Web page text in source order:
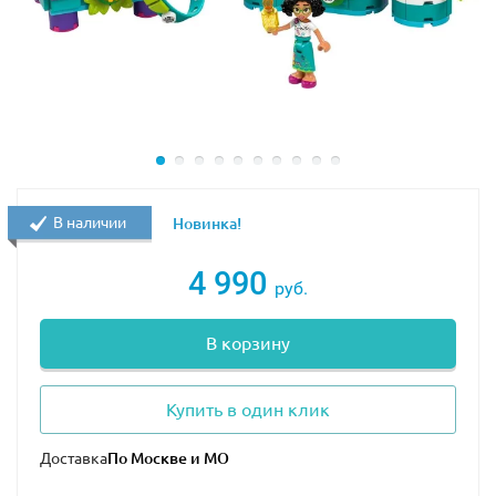
4 990 руб.
В корзину
Купить в один клик
Доставка
В наличии Новинка!